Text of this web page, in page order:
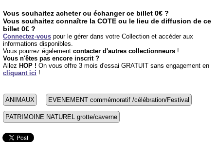
Vous souhaitez acheter ou échanger ce billet 0€ ?
Vous souhaitez connaître la COTE ou le lieu de diffusion de ce
billet 0€ ?
Connectez-vous pour le gérer dans votre Collection et accéder aux
informations disponibles.
Vous pourrez également contacter d'autres collectionneurs !
Vous n'êtes pas encore inscrit ?
Allez HOP ! On vous offre 3 mois d'essai GRATUIT sans engagement en
cliquant ici !
ANIMAUX EVENEMENT commémoratif /célébration/Festival
PATRIMOINE NATUREL grotte/caverne